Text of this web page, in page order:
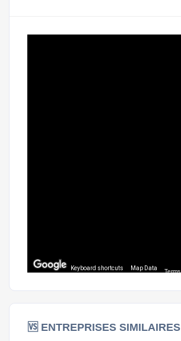
Keyboard shortcuts Map Data Terms
🆚 ENTREPRISES SIMILAIRES